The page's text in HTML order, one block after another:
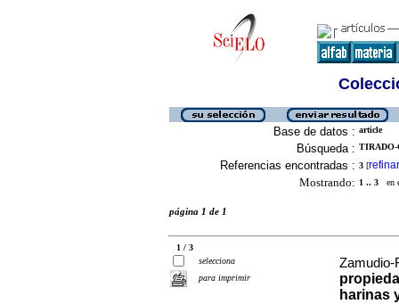
Base de datos : article
Búsqueda :
Referencias encontradas : 3 [refinar
Mostrando: 1 .. 3 en
página 1 de 1
1 / 3
selecciona
para imprimir
Zamudio-
harinas